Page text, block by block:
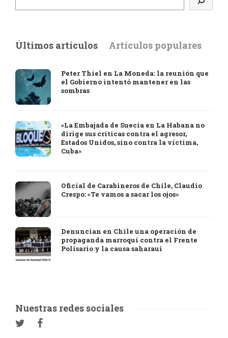
Últimos artículos Artículos populares
Peter Thiel en La Moneda: la reunión que
el Gobierno intentó mantener en las
sombras
«La Embajada de Suecia en La Habana no
dirige sus críticas contra el agresor,
Estados Unidos, sino contra la víctima,
Cuba»
Oficial de Carabineros de Chile, Claudio
Crespo: «Te vamos a sacar los ojos»
Denuncian en Chile una operación de
propaganda marroquí contra el Frente
Polisario y la causa saharaui
Nuestras redes sociales